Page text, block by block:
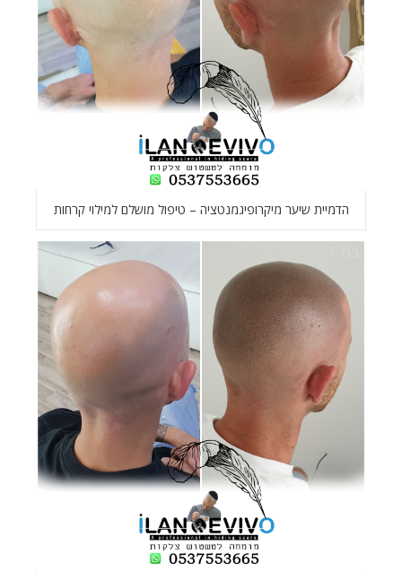
הדמיית שיער מיקרופיגמנטציה – טיפול מושלם למילוי קרחות